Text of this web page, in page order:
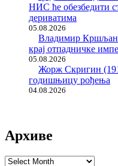
НИС ће обезбедити
дериватима
05.08.2026
Владимир
крај отпадничке
05.08.2026
Жорж Скригин
годишњицу рођења
04.08.2026
Архиве
Архиве